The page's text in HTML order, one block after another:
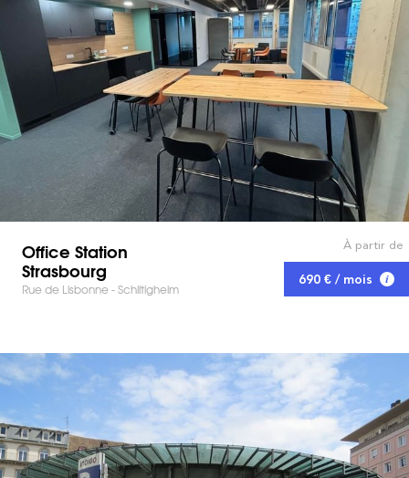
Office Station
Strasbourg
Rue de Lisbonne - Schiltigheim
À partir de
690 € / mois